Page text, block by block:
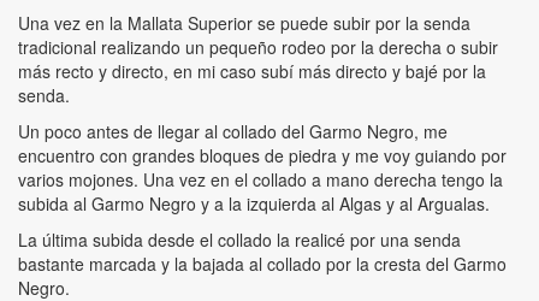
Una vez en la Mallata Superior se puede subir por la senda
tradicional realizando un pequeño rodeo por la derecha o subir
más recto y directo, en mi caso subí más directo y bajé por la
senda.
Un poco antes de llegar al collado del Garmo Negro, me
encuentro con grandes bloques de piedra y me voy guiando por
varios mojones. Una vez en el collado a mano derecha tengo la
subida al Garmo Negro y a la izquierda al Algas y al Argualas.
La última subida desde el collado la realicé por una senda
bastante marcada y la bajada al collado por la cresta del Garmo
Negro.